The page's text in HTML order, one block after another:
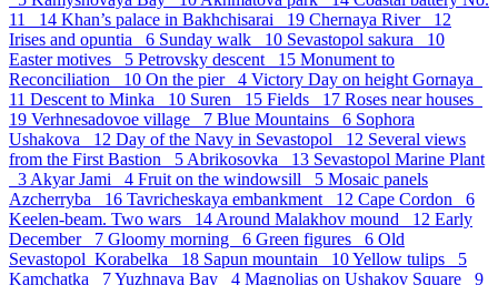
11 14 Khan’s palace in Bakhchisarai 19 Chernaya River 12
Irises and opuntia 6 Sunday walk 10 Sevastopol sakura 10
Easter motives 5 Petrovsky descent 15 Monument to
Reconciliation 10 On the pier 4 Victory Day on height Gornaya
11 Descent to Minka 10 Suren 15 Fields 17 Roses near houses
19 Verhnesadovoe village 7 Blue Mountains 6 Sophora
Ushakova 12 Day of the Navy in Sevastopol 12 Several views
from the First Bastion 5 Abrikosovka 13 Sevastopol Marine Plant
3 Akyar Jami 4 Fruit on the windowsill 5 Mosaic panels
Azcherryba 16 Tavricheskaya embankment 12 Cape Cordon 6
Keelen-beam. Two wars 14 Around Malakhov mound 12 Early
December 7 Gloomy morning 6 Green figures 6 Old
Sevastopol_Korabelka 18 Sapun mountain 10Yellow tulips 5
Kamchatka 7Yuzhnaya Bay 4 Magnolias on Ushakov Square 9